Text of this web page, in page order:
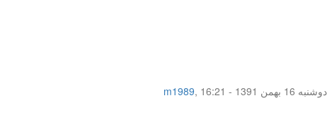
m1989,
دوشنبه 16 بهمن 1391 - 16:21